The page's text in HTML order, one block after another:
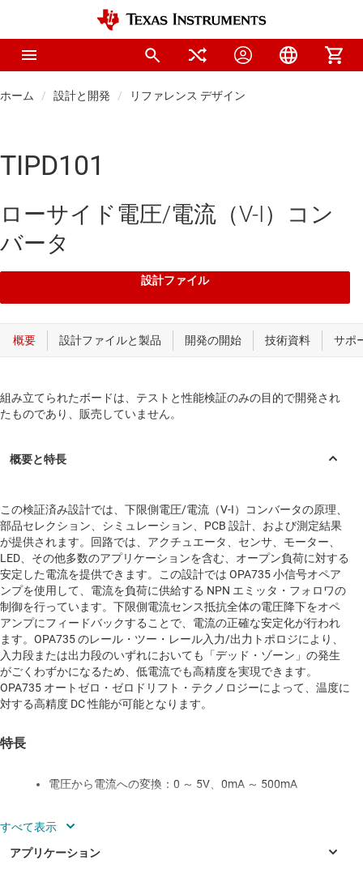
ホーム 設計と開発 リファレンス デザイン
TIPD101
ローサイド電圧/電流（V-I）コン
バータ
設計ファイル
この検証済み設計では、下限側電圧/電流（V-I）コンバータの原理、
部品セレクション、シミュレーション、PCB 設計、および測定結果
が提供されます。回路では、アクチュエータ、センサ、モーター、
LED、その他多数のアプリケーションを含む、オープン負荷に対する
安定した電流を提供できます。この設計では OPA735 小信号オペア
ンプを使用して、電流を負荷に供給する NPN エミッタ・フォロワの
制御を行っています。下限側電流センス抵抗全体の電圧降下をオペ
アンプにフィードバックすることで、電流の正確な安定化が行われ
ます。OPA735 のレール・ツー・レール入力/出力トポロジにより、
入力段または出力段のいずれにおいても「デッド・ゾーン」の発生
がごくわずかになるため、低電流でも高精度を実現できます。
OPA735 オートゼロ・ゼロドリフト・テクノロジーによって、温度に
対する高精度 DC 性能が可能となります。
特長
電圧から電流への変換：0 ～ 5V、0mA ～ 500mA
レール・ツー・レール入力オペアンプを使用したシン
組み立てられたボードは、テストと性能検証のみの目的で開発され
たものであり、販売していません。